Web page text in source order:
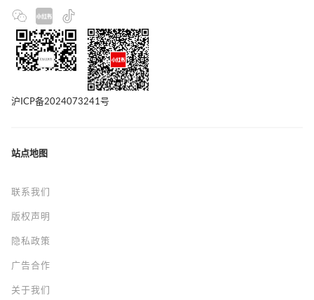
沪ICP备2024073241号
站点地图
联系我们
版权声明
隐私政策
广告合作
关于我们